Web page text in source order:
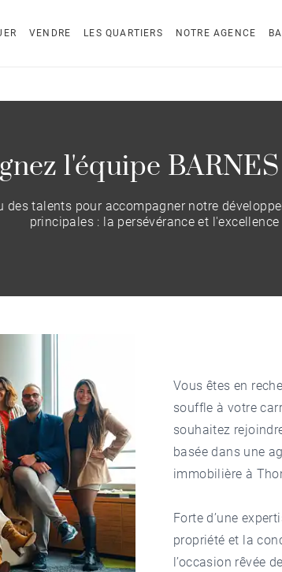
VENDRE LES QUARTIERS NOTRE AGENCE
l'équipe
des talents pour accompagner notre
principales : la persévérance et l'excellence
Vous êtes en
souffle à votre
souhaitez
basée dans une
immobilière à
Forte d’une
propriété et la
l’occasion rêvée